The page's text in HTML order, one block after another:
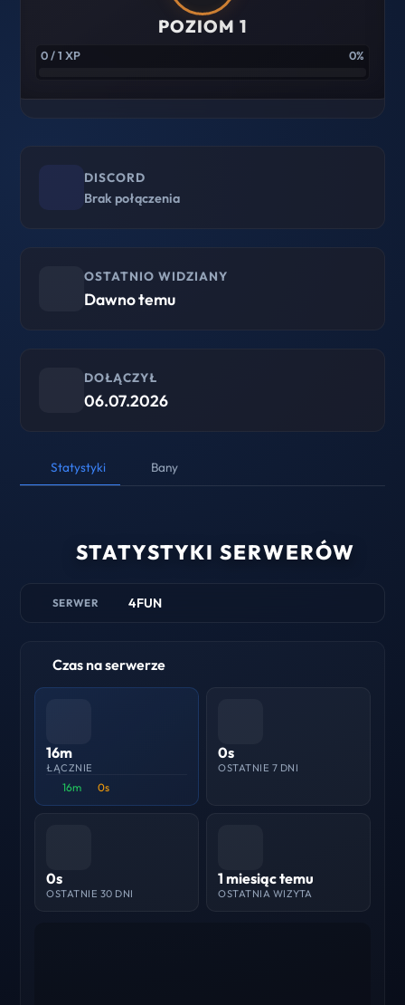
POZIOM 1
0 / 1 XP 0%
DISCORD
Brak połączenia
OSTATNIO WIDZIANY
Dawno temu
DOŁĄCZYŁ
06.07.2026
Statystyki Bany
STATYSTYKI SERWERÓW
SERWER 4FUN
Czas na serwerze
16m
ŁĄCZNIE
16m 0s
0s
OSTATNIE 7 DNI
0s
OSTATNIE 30 DNI
1 miesiąc temu
OSTATNIA WIZYTA